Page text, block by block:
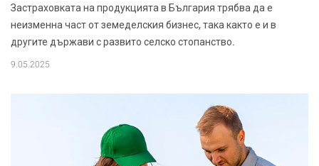
Застраховката на продукцията в България трябва да е
неизменна част от земеделския бизнес, така както е и в
другите държави с развито селско стопанство.
9.05.2025